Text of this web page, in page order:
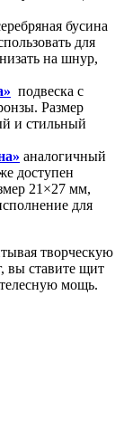
бусина
для
на шнур,
подвеска с
Размер
и стильный
аналогичный
доступен
21×27 мм,
для
творческую
вы ставите щит
мощь.